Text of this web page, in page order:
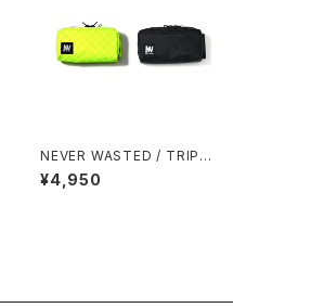
NEVER WASTED / TRIPLE
YES（ECOPAK）
¥4,950